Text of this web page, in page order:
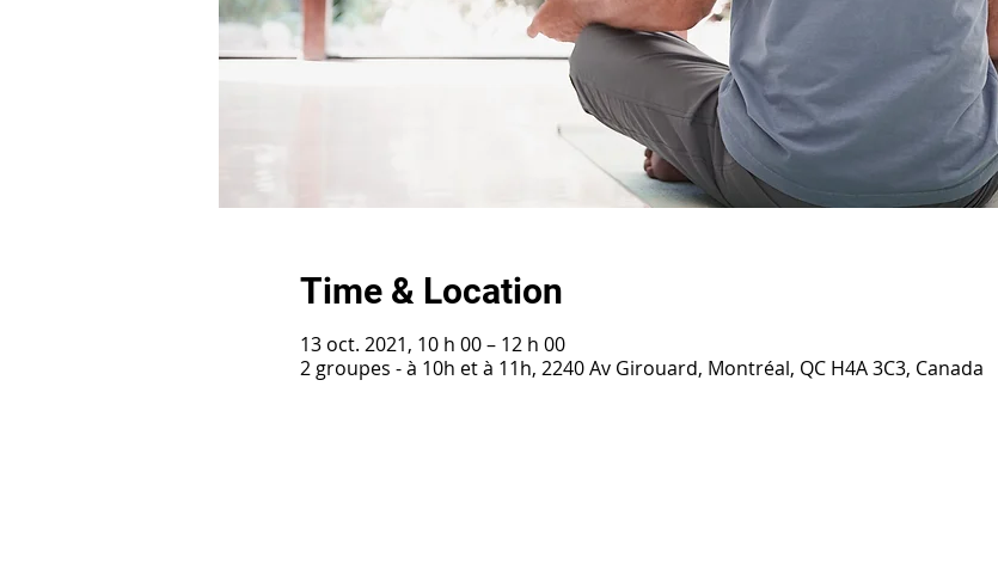
Time & Location
13 oct. 2021, 10 h 00 – 12 h 00
2 groupes - à 10h et à 11h, 2240 Av Girouard, Montréal, QC H4A 3C3, Canada